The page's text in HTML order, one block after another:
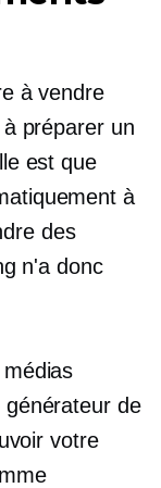
à vendre
préparer un
est que
à
des
n'a donc
de
votre